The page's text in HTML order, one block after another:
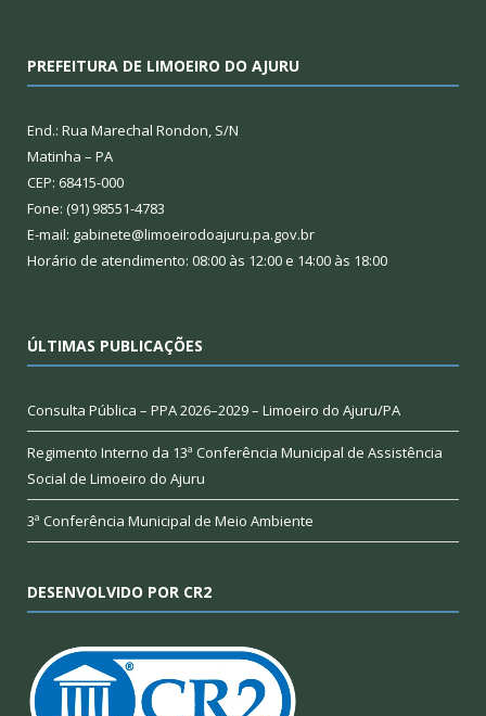
PREFEITURA DE LIMOEIRO DO AJURU
End.: Rua Marechal Rondon, S/N
Matinha – PA
CEP: 68415-000
Fone: (91) 98551-4783
E-mail: gabinete@limoeirodoajuru.pa.gov.br
Horário de atendimento: 08:00 às 12:00 e 14:00 às 18:00
ÚLTIMAS PUBLICAÇÕES
Consulta Pública – PPA 2026–2029 – Limoeiro do Ajuru/PA
Regimento Interno da 13ª Conferência Municipal de Assistência
Social de Limoeiro do Ajuru
3ª Conferência Municipal de Meio Ambiente
DESENVOLVIDO POR CR2